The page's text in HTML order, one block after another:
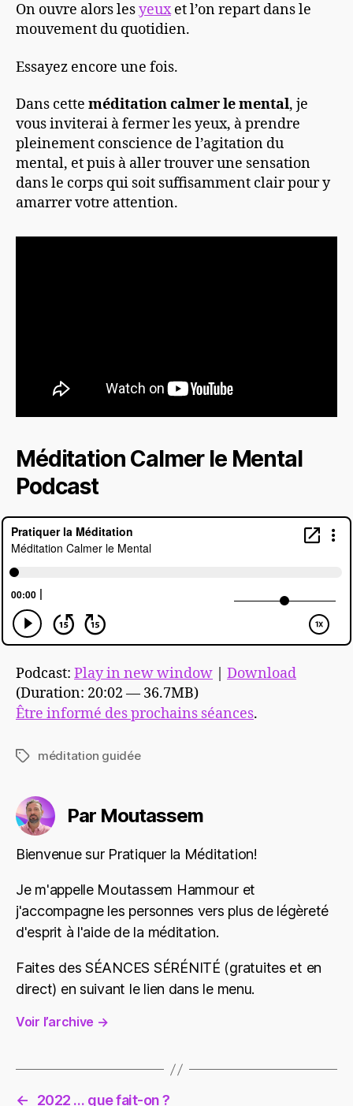
On ouvre alors lesyeuxet l’on repart dans le
mouvement du quotidien.
Essayez encore une fois.
Dans cette méditation calmer le mental, je
vous inviterai à fermer les yeux, à prendre
pleinement conscience de l’agitation du
mental, et puis à aller trouver une sensation
dans le corps qui soit suffisamment clair pour y
amarrer votre attention.
Méditation Calmer le Mental
Podcast
Podcast: Play in new window
Download
(Duration: 20:02 — 36.7MB)
Être informé des prochains séances.
Étiquettes
méditation guidée
Par Moutassem
Bienvenue sur Pratiquer la Méditation!
Je m'appelle Moutassem Hammour et
j'accompagne les personnes vers plus de légèreté
d'esprit à l'aide de la méditation.
Faites des SÉANCES SÉRÉNITÉ (gratuites et en
direct) en suivant le lien dans le menu.
Voir l’archive →
← 2022 … que fait-on ?